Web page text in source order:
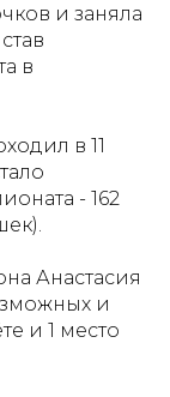
и заняла
в
в 11
- 162
Анастасия
и
и 1 место